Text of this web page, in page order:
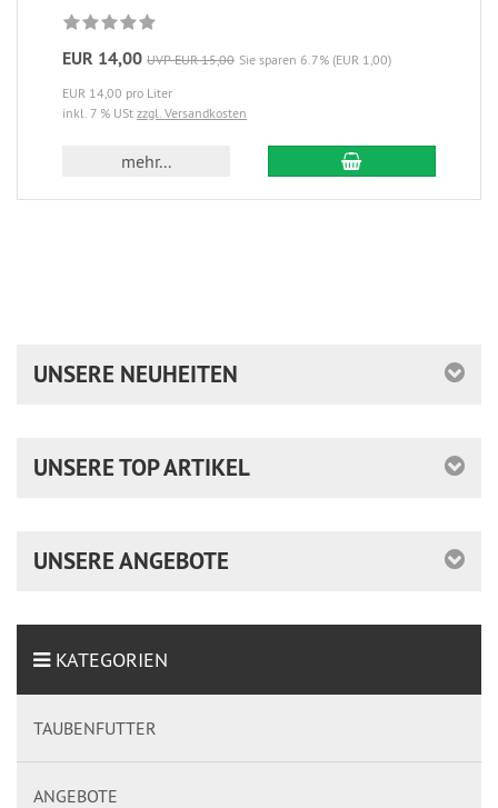
EUR 14,00 UVP EUR 15,00 Sie sparen 6.7% (EUR 1,00)
EUR 14,00 pro Liter
inkl. 7 % USt zzgl. Versandkosten
mehr... In den Warenkorb
UNSERE NEUHEITEN
UNSERE TOP ARTIKEL
UNSERE ANGEBOTE
KATEGORIEN
TAUBENFUTTER
ANGEBOTE